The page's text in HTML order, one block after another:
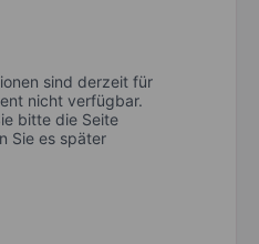
sind derzeit für
nicht verfügbar.
bitte die Seite
Sie es später